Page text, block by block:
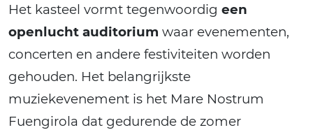
Het kasteel vormt tegenwoordig een
openlucht auditorium waar evenementen,
concerten en andere festiviteiten worden
gehouden. Het belangrijkste
muziekevenement is het Mare Nostrum
Fuengirola dat gedurende de zomer